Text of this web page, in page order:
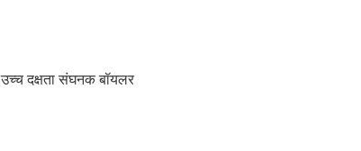
उच्च दक्षता संघनक बॉयलर